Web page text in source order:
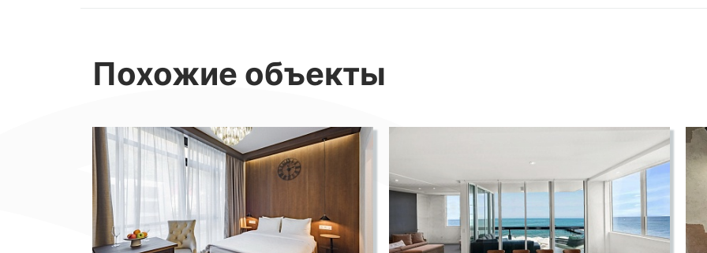
позволяет быстро и удобно добраться до любой точки города.
транспорта. Не упустите возможность приобрести роскошную эксклюзивную
квартиру в Жилом Комплексе бизнес-класса "Роз Дель Мар"!
Почувствуйте вкус комфортной и элегантной жизни в окружении лучших.
Похожие объекты